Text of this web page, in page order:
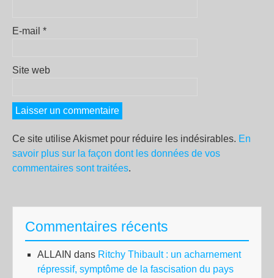
E-mail *
Site web
Ce site utilise Akismet pour réduire les indésirables. En
savoir plus sur la façon dont les données de vos
commentaires sont traitées.
Commentaires récents
ALLAIN dans Ritchy Thibault : un acharnement
répressif, symptôme de la fascisation du pays